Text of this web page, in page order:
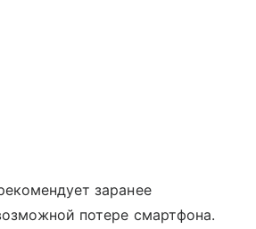
заранее
потере смартфона.